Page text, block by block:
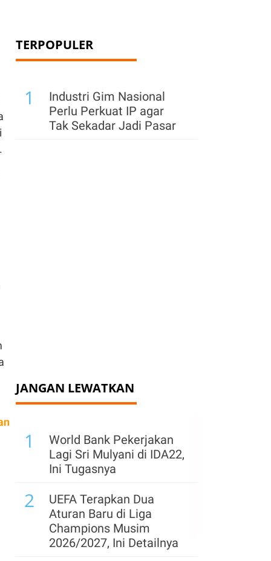
TERPOPULER
1
Industri Gim Nasional
Perlu Perkuat IP agar
Tak Sekadar Jadi Pasar
JANGAN LEWATKAN
1
World Bank Pekerjakan
Lagi Sri Mulyani di IDA22,
Ini Tugasnya
2
UEFA Terapkan Dua
Aturan Baru di Liga
Champions Musim
2026/2027, Ini Detailnya